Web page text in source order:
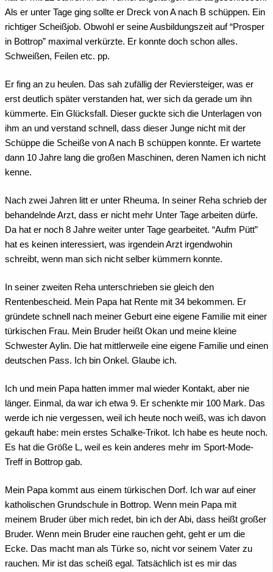
Als er unter Tage ging sollte er Dreck von A nach B schüppen. Ein
richtiger Scheißjob. Obwohl er seine Ausbildungszeit auf “Prosper
in Bottrop” maximal verkürzte. Er konnte doch schon alles.
Schweißen, Feilen etc. pp.
Er fing an zu heulen. Das sah zufällig der Reviersteiger, was er
erst deutlich später verstanden hat, wer sich da gerade um ihn
kümmerte. Ein Glücksfall. Dieser guckte sich die Unterlagen von
ihm an und verstand schnell, dass dieser Junge nicht mit der
Schüppe die Scheiße von A nach B schüppen konnte. Er wartete
dann 10 Jahre lang die großen Maschinen, deren Namen ich nicht
kenne.
Nach zwei Jahren litt er unter Rheuma. In seiner Reha schrieb der
behandelnde Arzt, dass er nicht mehr Unter Tage arbeiten dürfe.
Da hat er noch 8 Jahre weiter unter Tage gearbeitet. “Aufm Pütt”
hat es keinen interessiert, was irgendein Arzt irgendwohin
schreibt, wenn man sich nicht selber kümmern konnte.
In seiner zweiten Reha unterschrieben sie gleich den
Rentenbescheid. Mein Papa hat Rente mit 34 bekommen. Er
gründete schnell nach meiner Geburt eine eigene Familie mit einer
türkischen Frau. Mein Bruder heißt Okan und meine kleine
Schwester Aylin. Die hat mittlerweile eine eigene Familie und einen
deutschen Pass. Ich bin Onkel. Glaube ich.
Ich und mein Papa hatten immer mal wieder Kontakt, aber nie
länger. Einmal, da war ich etwa 9. Er schenkte mir 100 Mark. Das
werde ich nie vergessen, weil ich heute noch weiß, was ich davon
gekauft habe: mein erstes Schalke-Trikot. Ich habe es heute noch.
Es hat die Größe L, weil es kein anderes mehr im Sport-Mode-
Treff in Bottrop gab.
Mein Papa kommt aus einem türkischen Dorf. Ich war auf einer
katholischen Grundschule in Bottrop. Wenn mein Papa mit
meinem Bruder über mich redet, bin ich der Abi, dass heißt großer
Bruder. Wenn mein Bruder eine rauchen geht, geht er um die
Ecke. Das macht man als Türke so, nicht vor seinem Vater zu
rauchen. Mir ist das scheiß egal. Tatsächlich ist es mir das